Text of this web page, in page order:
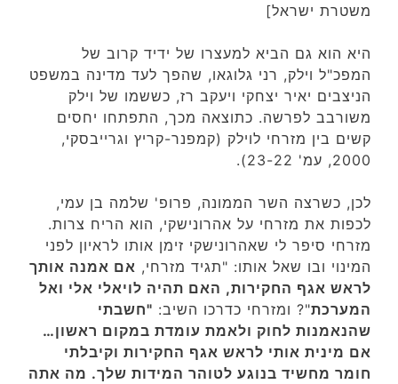
משטרת ישראל]
היא הוא גם הביא למעצרו של ידיד קרוב של
המפכ"ל וילק, רני גלוגאו, שהפך לעד מדינה במשפט
הניצבים יאיר יצחקי ויעקב רז, כששמו של וילק
משורבב לפרשה. כתוצאה מכך, התפתחו יחסים
קשים בין מזרחי לוילק (קמפנר-קריץ וגרייבסקי,
2000, עמ' 23-22).
לכן, כשרצה השר הממונה, פרופ' שלמה בן עמי,
לכפות את מזרחי על אהרונישקי, הוא הריח צרות.
מזרחי סיפר לי שאהרונישקי זימן אותו לראיון לפני
המינוי ובו שאל אותו: "תגיד מזרחי, אם אמנה אותך
לראש אגף החקירות, האם תהיה לויאלי אלי ואל
המערכת"? ומזרחי כדרכו השיב: "חשבתי
שהנאמנות לחוק ולאמת עומדת במקום ראשון…
אם מינית אותי לראש אגף החקירות וקיבלתי
חומר מחשיד בנוגע לטוהר המידות שלך. מה אתה